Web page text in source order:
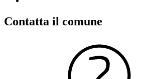
Contatta il comune